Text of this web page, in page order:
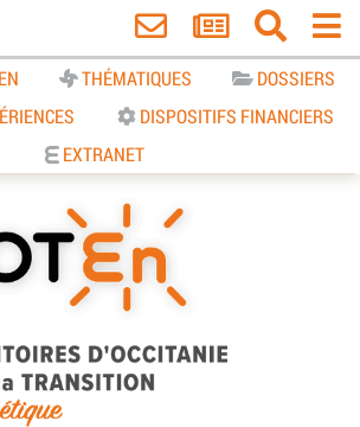
THÉMATIQUES
DOSSIERS
DISPOSITIFS FINANCIERS
EXTRANET